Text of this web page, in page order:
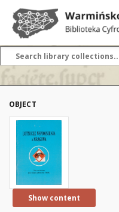
OBJECT
Show content